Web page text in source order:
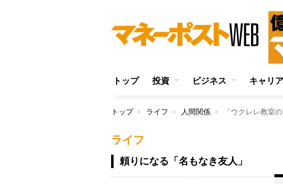
トップ 投資 ビジネス キャリア
トップ ライフ 人間関係
ライフ
頼りになる「名もなき友人」